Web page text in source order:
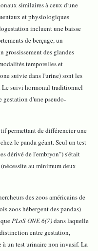
similaires à ceux d'une
et physiologiques
incluent une baisse
de berçage, un
des glandes
temporelles et
suivie dans l'urine) sont les
Le suivi hormonal traditionnel
gestation d'une pseudo-
permettant de différencier une
le panda géant. Seul un test
dérivé de l'embryon") s'était
au minimum deux
des zoos américains de
zoos hébergent des pandas)
PLoS ONE 6(7)dans laquelle
entre gestation,
à un test urinaire non invasif. La